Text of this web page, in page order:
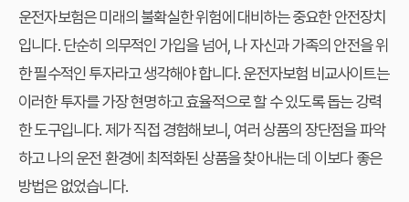
운전자보험은 미래의 불확실한 위험에 대비하는 중요한 안전장치
입니다. 단순히 의무적인 가입을 넘어, 나 자신과 가족의 안전을 위
한 필수적인 투자라고 생각해야 합니다.운전자보험 비교사이트는
이러한 투자를 가장 현명하고 효율적으로 할 수 있도록 돕는 강력
한 도구입니다. 제가 직접 경험해보니, 여러 상품의 장단점을 파악
하고 나의 운전 환경에 최적화된 상품을 찾아내는 데 이보다 좋은
방법은 없었습니다.